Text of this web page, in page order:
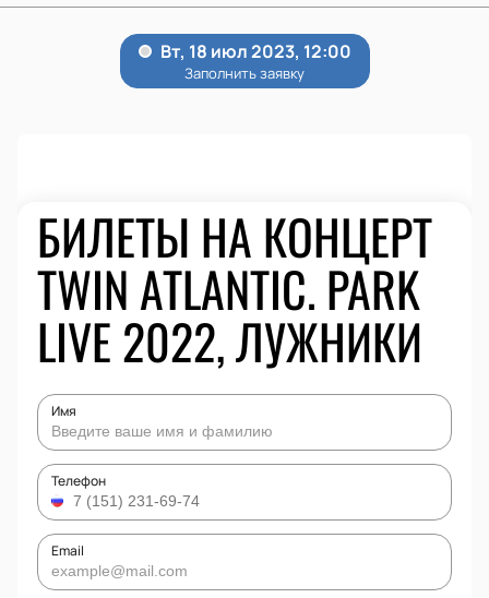
БИЛЕТЫ НА КОНЦЕРТ
TWIN ATLANTIC. PARK
LIVE 2022, ЛУЖНИКИ
Имя
Телефон
Email